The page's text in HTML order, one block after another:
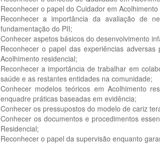
Reconhecer o papel do Cuidador em Acolhimento
Reconhecer a importância da avaliação de
fundamentação do PII;
Conhecer aspetos básicos do desenvolvimento
Reconhecer o papel das experiências
Acolhimento residencial;
Reconhecer a importância de trabalhar em
saúde e as restantes entidades na comunidade;
Conhecer modelos teóricos em Acolhimento
enquadre práticas baseadas em evidência;
Conhecer os pressupostos do modelo de cariz
Conhecer os documentos e procedimentos
Residencial;
Reconhecer o papel da supervisão enquanto